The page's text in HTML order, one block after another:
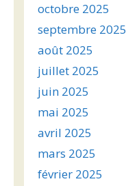
octobre 2025
septembre 2025
août 2025
juillet 2025
juin 2025
mai 2025
avril 2025
mars 2025
février 2025